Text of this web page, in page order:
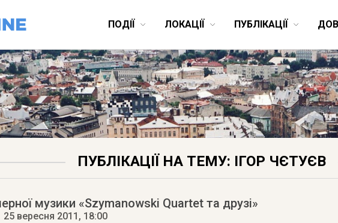
ПОДІЇ ЛОКАЦІЇ ПУБЛІКАЦІЇ
ПУБЛІКАЦІЇ НА ТЕМУ: ІГОР ЧЄТУЄВ
музики «Szymanowski Quartet та друзі»
25 вересня 2011 , 18:00